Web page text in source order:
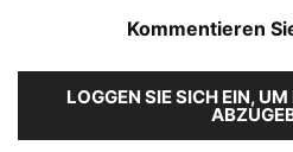
Kommentieren
LOGGEN SIE SICH EIN,